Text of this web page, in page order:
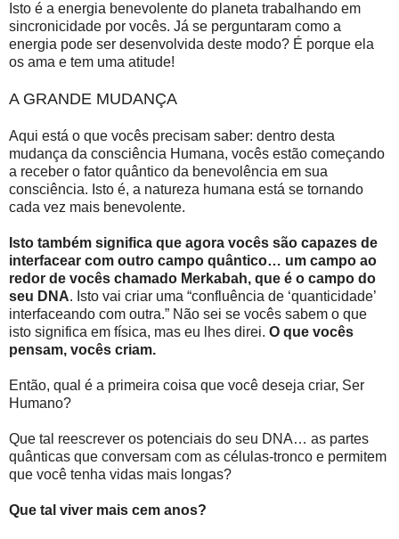
Isto é a energia benevolente do planeta trabalhando em
sincronicidade por vocês. Já se perguntaram como a
energia pode ser desenvolvida deste modo? É porque ela
os ama e tem uma atitude!
A GRANDE MUDANÇA
Aqui está o que vocês precisam saber: dentro desta
mudança da consciência Humana, vocês estão começando
a receber o fator quântico da benevolência em sua
consciência. Isto é, a natureza humana está se tornando
cada vez mais benevolente.
Isto também significa que agora vocês são capazes de
interfacear com outro campo quântico… um campo ao
redor de vocês chamado Merkabah, que é o campo do
seu DNA. Isto vai criar uma “confluência de ‘quanticidade’
interfaceando com outra.” Não sei se vocês sabem o que
isto significa em física, mas eu lhes direi. O que vocês
pensam, vocês criam.
Então, qual é a primeira coisa que você deseja criar, Ser
Humano?
Que tal reescrever os potenciais do seu DNA… as partes
quânticas que conversam com as células-tronco e permitem
que você tenha vidas mais longas?
Que tal viver mais cem anos?